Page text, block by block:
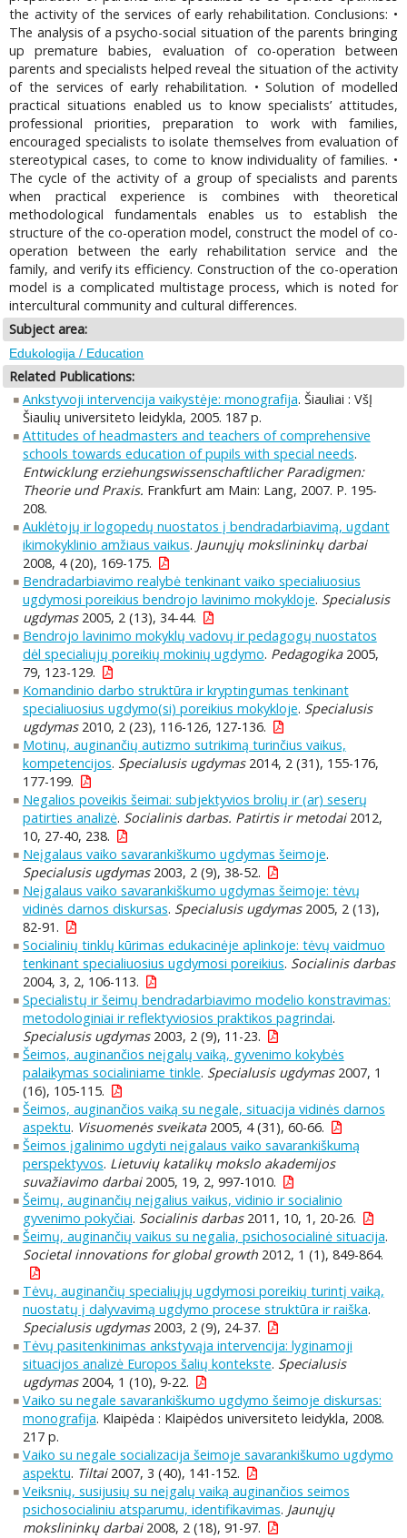
the activity of the services of early rehabilitation. Conclusions: •
The analysis of a psycho-social situation of the parents bringing
up premature babies, evaluation of co-operation between
parents and specialists helped reveal the situation of the activity
of the services of early rehabilitation. • Solution of modelled
practical situations enabled us to know specialists’ attitudes,
professional priorities, preparation to work with families,
encouraged specialists to isolate themselves from evaluation of
stereotypical cases, to come to know individuality of families. •
The cycle of the activity of a group of specialists and parents
when practical experience is combines with theoretical
methodological fundamentals enables us to establish the
structure of the co-operation model, construct the model of co-
operation between the early rehabilitation service and the
family, and verify its efficiency. Construction of the co-operation
model is a complicated multistage process, which is noted for
intercultural community and cultural differences.
Subject area:
Edukologija / Education
Related Publications:
Ankstyvoji intervencija vaikystėje: monografija. Šiauliai : VšĮ
Šiaulių universiteto leidykla, 2005. 187 p.
Attitudes of headmasters and teachers of comprehensive
schools towards education of pupils with special needs.
Entwicklung erziehungswissenschaftlicher Paradigmen:
Theorie und Praxis. Frankfurt am Main: Lang, 2007. P. 195-
208.
Auklėtojų ir logopedų nuostatos į bendradarbiavimą, ugdant
ikimokyklinio amžiaus vaikus. Jaunųjų mokslininkų darbai
2008, 4 (20), 169-175.
Bendradarbiavimo realybė tenkinant vaiko specialiuosius
ugdymosi poreikius bendrojo lavinimo mokykloje. Specialusis
ugdymas2005, 2 (13), 34-44.
Bendrojo lavinimo mokyklų vadovų ir pedagogų nuostatos
dėl specialiųjų poreikių mokinių ugdymo. Pedagogika2005,
79, 123-129.
Komandinio darbo struktūra ir kryptingumas tenkinant
specialiuosius ugdymo(si) poreikius mokykloje. Specialusis
ugdymas2010, 2 (23), 116-126, 127-136.
Motinų, auginančių autizmo sutrikimą turinčius vaikus,
kompetencijos. Specialusis ugdymas2014, 2 (31), 155-176,
177-199.
Negalios poveikis šeimai: subjektyvios brolių ir (ar) seserų
patirties analizė. Socialinis darbas. Patirtis ir metodai2012,
10, 27-40, 238.
Neįgalaus vaiko savarankiškumo ugdymas šeimoje.
Specialusis ugdymas2003, 2 (9), 38-52.
Neįgalaus vaiko savarankiškumo ugdymas šeimoje: tėvų
vidinės darnos diskursas. Specialusis ugdymas2005, 2 (13),
82-91.
Socialinių tinklų kūrimas edukacinėje aplinkoje: tėvų vaidmuo
tenkinant specialiuosius ugdymosi poreikius. Socialinis darbas
2004, 3, 2, 106-113.
Specialistų ir šeimų bendradarbiavimo modelio konstravimas:
metodologiniai ir reflektyviosios praktikos pagrindai.
Specialusis ugdymas2003, 2 (9), 11-23.
Šeimos, auginančios neįgalų vaiką, gyvenimo kokybės
palaikymas socialiniame tinkle. Specialusis ugdymas2007, 1
(16), 105-115.
Šeimos, auginančios vaiką su negale, situacija vidinės darnos
aspektu. Visuomenės sveikata2005, 4 (31), 60-66.
Šeimos įgalinimo ugdyti neįgalaus vaiko savarankiškumą
perspektyvos. Lietuvių katalikų mokslo akademijos
suvažiavimo darbai2005, 19, 2, 997-1010.
Šeimų, auginančių neįgalius vaikus, vidinio ir socialinio
gyvenimo pokyčiai. Socialinis darbas2011, 10, 1, 20-26.
Šeimų, auginančių vaikus su negalia, psichosocialinė situacija.
Societal innovations for global growth2012, 1 (1), 849-864.
Tėvų, auginančių specialiųjų ugdymosi poreikių turintį vaiką,
nuostatų į dalyvavimą ugdymo procese struktūra ir raiška.
Specialusis ugdymas2003, 2 (9), 24-37.
Tėvų pasitenkinimas ankstyvąja intervencija: lyginamoji
situacijos analizė Europos šalių kontekste. Specialusis
ugdymas2004, 1 (10), 9-22.
Vaiko su negale savarankiškumo ugdymo šeimoje diskursas:
monografija. Klaipėda : Klaipėdos universiteto leidykla, 2008.
217 p.
Vaiko su negale socializacija šeimoje savarankiškumo ugdymo
aspektu. Tiltai2007, 3 (40), 141-152.
Veiksnių, susijusių su neįgalų vaiką auginančios seimos
psichosocialiniu atsparumu, identifikavimas. Jaunųjų
mokslininkų darbai2008, 2 (18), 91-97.